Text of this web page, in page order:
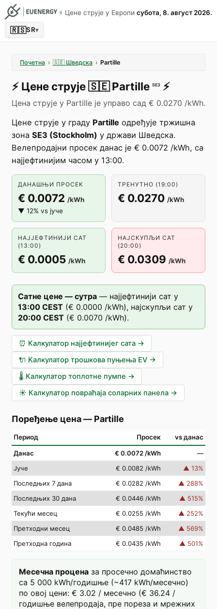
⚡️ Цене струје у Европи субота, 8. август 2026.
🇷🇸SR▾
Почетна › 🇸🇪 Шведска › Partille
⚡️ Цене струје🇸🇪 Partille SE3 ⚡️
Цена струје у Partille је управо сад € 0.0270 /kWh.
Цене струје у граду Partille одређује тржишна
зона SE3 (Stockholm) у држави Шведска.
Велепродајни просек данас је € 0.0072 /kWh, са
најјефтинијим часом у 13:00.
ДАНАШЊИ ПРОСЕК
€ 0.0072 /kWh
▼ 12% vs јуче
ТРЕНУТНО (19:00)
€ 0.0270 /kWh
НАЈЈЕФТИНИЈИ САТ
(13:00)
€ 0.0005 /kWh
НАЈСКУПЉИ САТ
(20:00)
€ 0.0309 /kWh
Сатне цене — сутра — најјефтинији сат у
13:00 CEST (€ 0.0000 /kWh), најскупљи сат у
20:00 CEST (€ 0.0070 /kWh).
⏰ Калкулатор најјефтинијег сата →
🔌 Калкулатор трошкова пуњења EV →
🌡️ Калкулатор топлотне пумпе →
☀️ Калкулатор повраћаја соларних панела →
Поређење цена— Partille
Период Просек vs данас
Данас € 0.0072 /kWh
—
Јуче
€ 0.0082 /kWh ▲ 13%
Последњих 7 дана
€ 0.0282 /kWh ▲ 288%
Последњих 30 дана
€ 0.0446 /kWh ▲ 515%
Текући месец
€ 0.0255 /kWh ▲ 252%
Претходни месец
€ 0.0485 /kWh ▲ 569%
Претходна година
€ 0.0435 /kWh ▲ 501%
Месечна процена за просечно домаћинство
са 5 000 kWh/годишње (~417 kWh/месечно)
по овој цени: € 3.02 / месечно (€ 36.24 /
годишње велепродаја, пре пореза и мрежних